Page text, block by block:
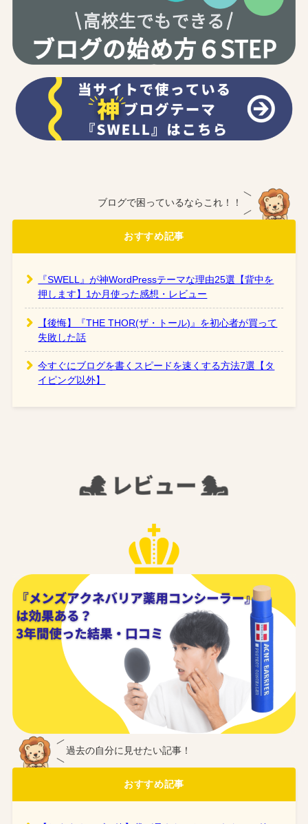
ブログで困っているならこれ！！
おすすめ記事
『SWELL』が神WordPressテーマな理由25選【背中を
押します】1か月使った感想・レビュー
【後悔】『THE THOR(ザ・トール)』を初心者が買って
失敗した話
今すぐにブログを書くスピードを速くする方法7選【タ
イピング以外】
過去の自分に見せたい記事！
おすすめ記事